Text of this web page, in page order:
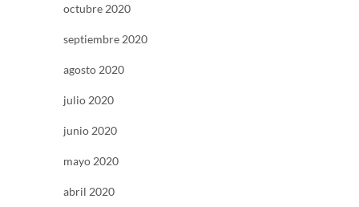
octubre 2020
septiembre 2020
agosto 2020
julio 2020
junio 2020
mayo 2020
abril 2020